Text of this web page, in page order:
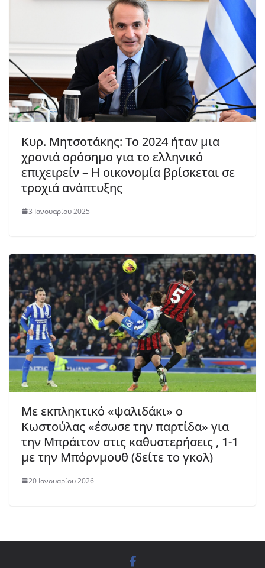
Κυρ. Μητσοτάκης: Το 2024 ήταν μια
χρονιά ορόσημο για το ελληνικό
επιχειρείν – Η οικονομία βρίσκεται σε
τροχιά ανάπτυξης
3 Ιανουαρίου 2025
Με εκπληκτικό «ψαλιδάκι» ο
Κωστούλας «έσωσε την παρτίδα» για
την Μπράιτον στις καθυστερήσεις , 1-1
με την Μπόρνμουθ (δείτε το γκολ)
20 Ιανουαρίου 2026